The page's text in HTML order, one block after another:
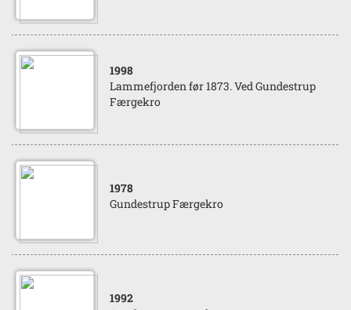
1998
Lammefjorden før 1873. Ved Gundestrup
Færgekro
1978
Gundestrup Færgekro
1992